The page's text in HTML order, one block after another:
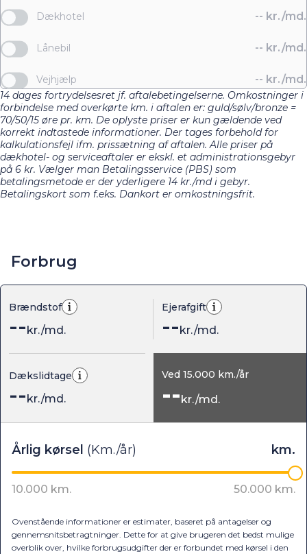
Dækhotel -- kr./md.
Lånebil -- kr./md.
Vejhjælp -- kr./md.
14 dages fortrydelsesret jf. aftalebetingelserne. Omkostninger i
forbindelse med overkørte km. i aftalen er: guld/sølv/bronze =
70/50/15 øre pr. km. De oplyste priser er kun gældende ved
korrekt indtastede informationer. Der tages forbehold for
kalkulationsfejl ifm. prissætning af aftalen. Alle priser på
dækhotel- og serviceaftaler er ekskl. et administrationsgebyr
på 6 kr. Vælger man Betalingsservice (PBS) som
betalingsmetode er der yderligere 14 kr./md i gebyr.
Betalingskort som f.eks. Dankort er omkostningsfrit.
Forbrug
Brændstof
--kr./md.
Ejerafgift
--kr./md.
Dækslidtage
--kr./md.
Ved 15.000 km./år
--kr./md.
Ovenstående informationer er estimater, baseret på antagelser og
gennemsnitsbetragtninger. Dette for at give brugeren det bedst mulige
overblik over, hvilke forbrugsudgifter der er forbundet med kørsel i den